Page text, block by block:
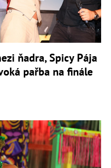
ňadra, Spicy Pája
pařba na finále